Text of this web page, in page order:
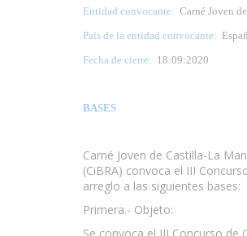
Entidad convocante: Carné Joven
País de la entidad convocante:
Fecha de cierre: 18:09:2020
BASES
Carné Joven de Castilla-La
(CiBRA) convoca el III
arreglo a las siguientes bases:
Primera.- Objeto:
Se convoca el III Concurso de